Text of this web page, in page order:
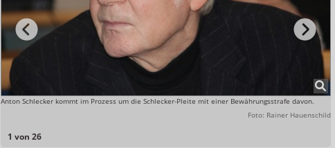
1 von 26
Anton Schlecker kommt im Prozess um die Schlecker-Pleite mit einer Bewährungsstrafe davon.
Foto: Rainer Hauenschild